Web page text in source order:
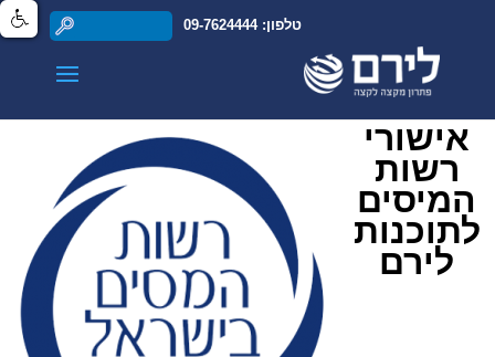
טלפון: 09-7624444
אישורי
רשות
המיסים
לתוכנות
לירם